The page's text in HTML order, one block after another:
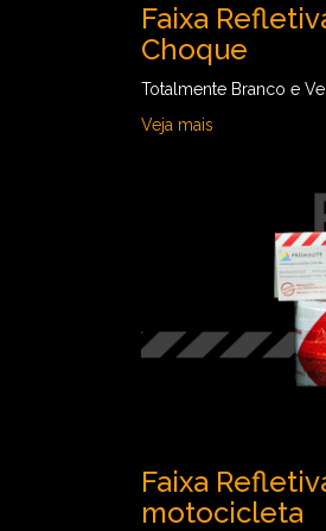
Faixa
Choque
Totalmente Branco e
Veja mais
Faixa
motocicleta